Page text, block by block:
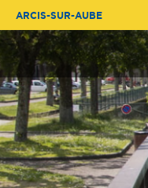
ARCIS-SUR-AUBE